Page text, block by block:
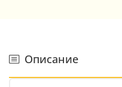
Описание